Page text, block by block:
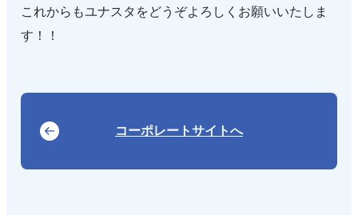
これからもユナスタをどうぞよろしくお願いいたしま
す！！
コーポレートサイトへ